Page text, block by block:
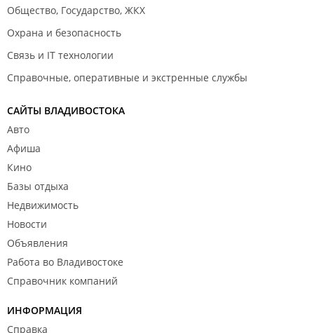
Общество, Государство, ЖКХ
Охрана и безопасность
Связь и IT технологии
Справочные, оперативные и экстренные службы
САЙТЫ ВЛАДИВОСТОКА
Авто
Афиша
Кино
Базы отдыха
Недвижимость
Новости
Объявления
Работа во Владивостоке
Справочник компаний
ИНФОРМАЦИЯ
Справка